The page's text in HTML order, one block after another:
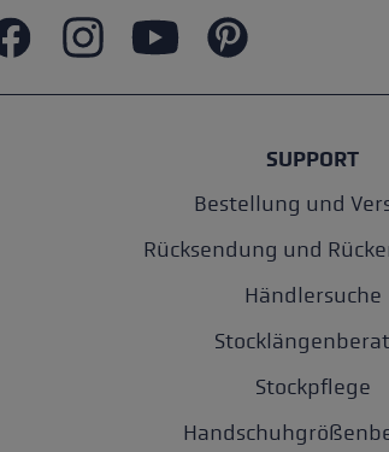
SUPPORT
Bestellung und
Rücksendung und
Händlersuche
Stockpflege